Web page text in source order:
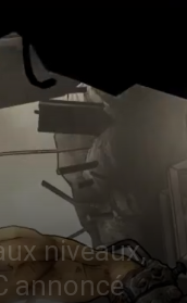
niveaux,
annoncé